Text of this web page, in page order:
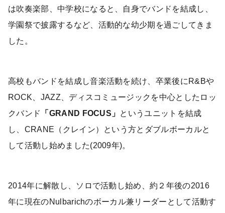
は吹奏楽部、中学校になると、自身でバンドを結成し、
学園祭で披露するなど、活動的な幼少期を過ごしてきま
した。
高校もバンドを結成し音楽活動を続け、卒業後にR&Bや
ROCK、JAZZ、ディスコミュージックを中心としたロッ
クバンド
「GRAND FOCUS」 というユニットを結成
し、CRANE（クレイン）という方とダブルボーカルと
して活動し始めました(2009年)。
2014年に解散し、ソロで活動し始め、約２年後の2016
年に現在のNulbarichのボーカル兼リーダーとして活動す